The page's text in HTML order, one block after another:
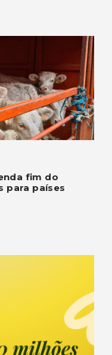
fim do
para países